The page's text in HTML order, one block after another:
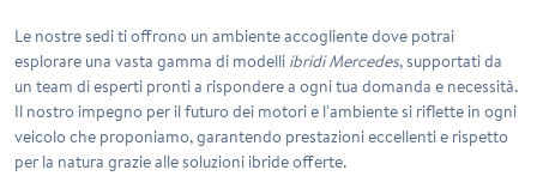
Le nostre sedi ti offrono un ambiente accogliente dove potrai
esplorare una vasta gamma di modelli ibridi Mercedes, supportati da
un team di esperti pronti a rispondere a ogni tua domanda e necessità.
Il nostro impegno per il futuro dei motori e l'ambiente si riflette in ogni
veicolo che proponiamo, garantendo prestazioni eccellenti e rispetto
per la natura grazie alle soluzioni ibride offerte.